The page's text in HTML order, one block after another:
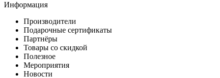
Информация
Производители
Подарочные сертификаты
Партнёры
Товары со скидкой
Полезное
Мероприятия
Новости